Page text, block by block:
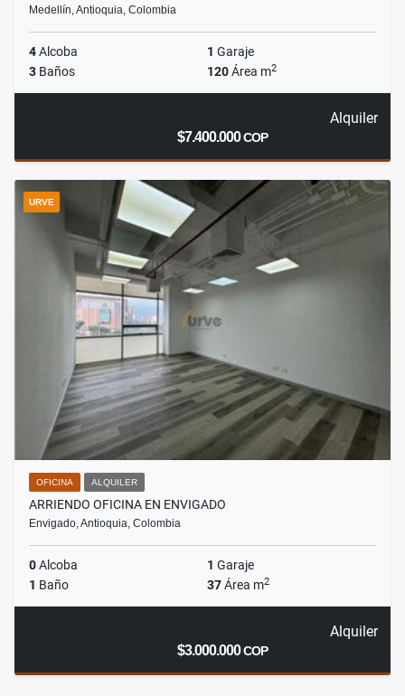
Medellín, Antioquia, Colombia
4Alcoba 1 Garaje
3 Baños 120Área m2
Alquiler
$7.400.000COP
URVE
OFICINA ALQUILER
ARRIENDO OFICINA EN ENVIGADO
Envigado, Antioquia, Colombia
0Alcoba 1 Garaje
1 Baño 37Área m2
Alquiler
$3.000.000COP